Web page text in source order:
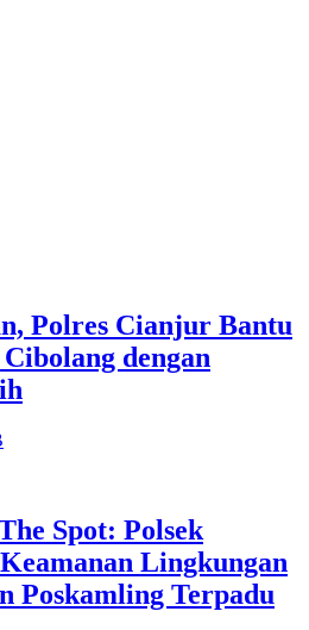
Polres Cianjur Bantu
dengan
Spot: Polsek
Lingkungan
Poskamling Terpadu